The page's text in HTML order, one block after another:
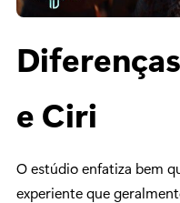
e Ciri
O estúdio enfatiza bem
experiente que